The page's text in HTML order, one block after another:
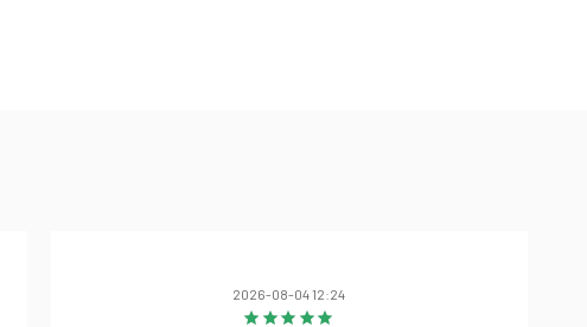
2026-08-04 12:24